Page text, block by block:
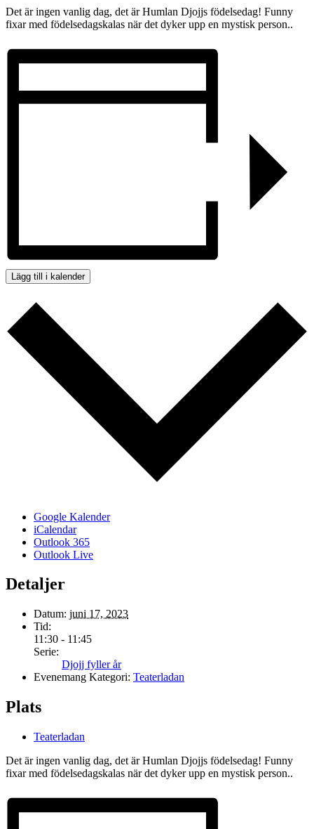
Det är ingen vanlig dag, det är Humlan Djojjs födelsedag! Funny
fixar med födelsedagskalas när det dyker upp en mystisk person..
Lägg till i kalender
Google Kalender
iCalendar
Outlook 365
Outlook Live
Detaljer
Datum: juni 17, 2023
Tid:
11:30 - 11:45
Serie:
Djojj fyller år
Evenemang Kategori: Teaterladan
Plats
Teaterladan
Det är ingen vanlig dag, det är Humlan Djojjs födelsedag! Funny
fixar med födelsedagskalas när det dyker upp en mystisk person..